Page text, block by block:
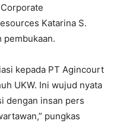
Katarina S.
pembukaan.
kepada PT Agincourt
UKW. Ini wujud nyata
dengan insan pers
pungkas